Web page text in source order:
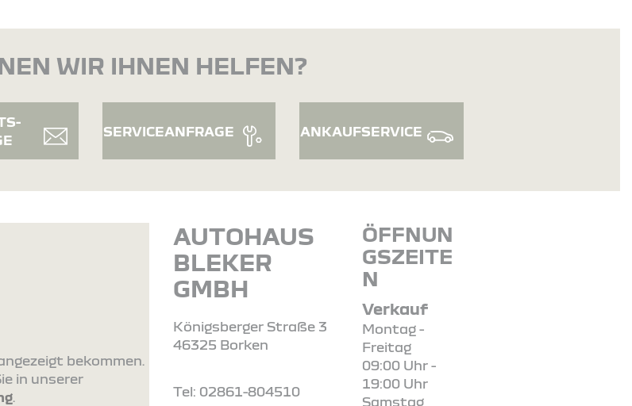
WIR IHNEN HELFEN?
SERVICEANFRAGE ANKAUFSERVICE
bekommen.
in unserer
.
AUTOHAUS
BLEKER
GMBH
Königsberger Straße 3
46325 Borken
Tel: 02861-804510
ÖFFNUN
GSZEITE
N
Verkauf
Montag -
Freitag
09:00 Uhr -
19:00 Uhr
Samstag